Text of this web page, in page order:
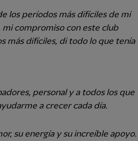
los períodos más difíciles de mi
mi compromiso con este club
más difíciles, di todo lo que tenía
personal y a todos los que
a crecer cada día.
su energía y su increíble apoyo.